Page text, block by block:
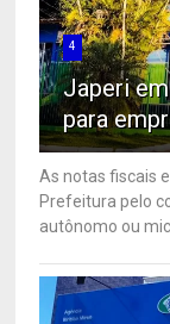
4
Japeri
para
As notas fiscais
Prefeitura pelo
autônomo ou